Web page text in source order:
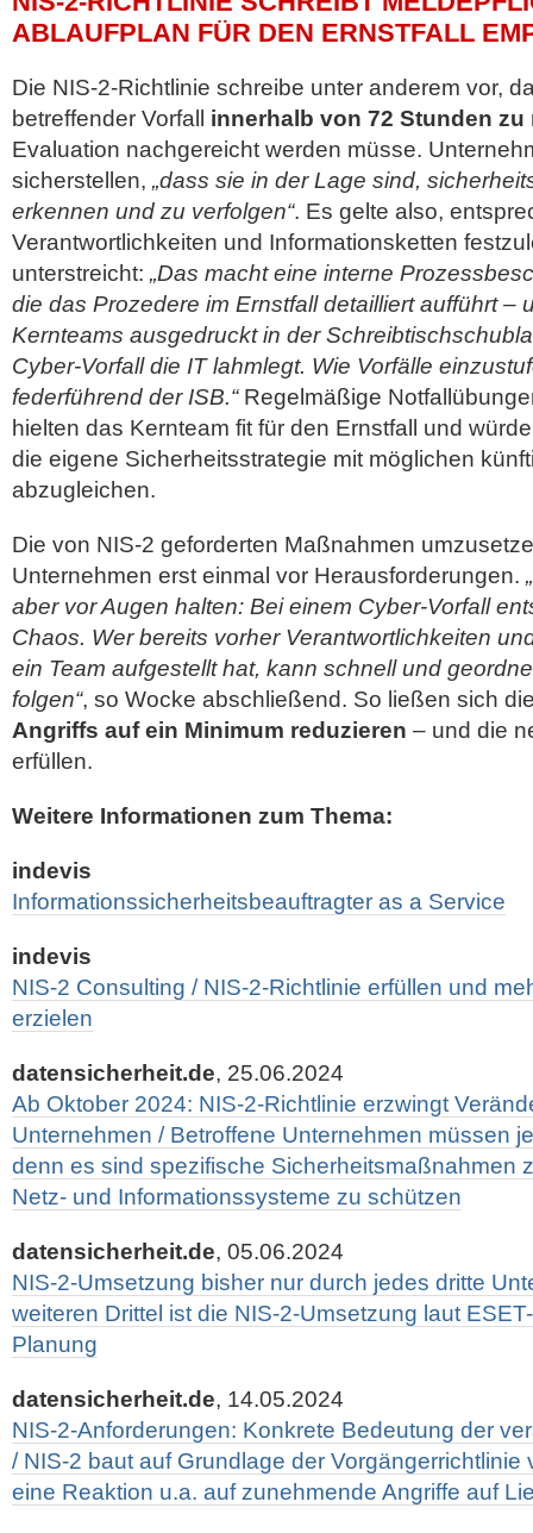
ABLAUFPLAN FÜR DEN ERNSTFALL
Die NIS-2-Richtlinie schreibe unter anderem vor,
betreffender Vorfall innerhalb von 72 Stunden zu
Evaluation nachgereicht werden müsse.
sicherstellen, „dass sie in der Lage sind,
erkennen und zu verfolgen“. Es gelte also,
Verantwortlichkeiten und Informationsketten
unterstreicht: „Das macht eine interne
die das Prozedere im Ernstfall detailliert aufführt –
Kernteams ausgedruckt in der
Cyber-Vorfall die IT lahmlegt. Wie Vorfälle
federführend der ISB.“Regelmäßige
hielten das Kernteam fit für den Ernstfall und
die eigene Sicherheitsstrategie mit möglichen
abzugleichen.
Die von NIS-2 geforderten Maßnahmen
Unternehmen erst einmal vor Herausforderungen.
aber vor Augen halten: Bei einem Cyber-Vorfall
Chaos. Wer bereits vorher Verantwortlichkeiten
ein Team aufgestellt hat, kann schnell und
folgen“, so Wocke abschließend. So ließen sich
Angriffs auf ein Minimum reduzieren – und die
erfüllen.
Weitere Informationen zum Thema:
indevis
Informationssicherheitsbeauftragter as a Service
indevis
NIS-2 Consulting / NIS-2-Richtlinie erfüllen und
erzielen
datensicherheit.de, 25.06.2024
Ab Oktober 2024: NIS-2-Richtlinie erzwingt
Unternehmen / Betroffene Unternehmen müssen
denn es sind spezifische Sicherheitsmaßnahmen
Netz- und Informationssysteme zu schützen
datensicherheit.de, 05.06.2024
NIS-2-Umsetzung bisher nur durch jedes dritte
weiteren Drittel ist die NIS-2-Umsetzung laut
Planung
datensicherheit.de, 14.05.2024
NIS-2-Anforderungen: Konkrete Bedeutung der
/ NIS-2 baut auf Grundlage der Vorgängerrichtlinie
eine Reaktion u.a. auf zunehmende Angriffe auf